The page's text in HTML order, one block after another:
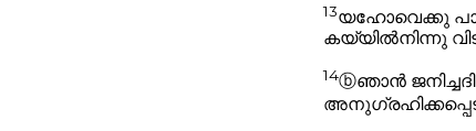
13യഹോവെക്കു
കയ്യിൽനിന്നു
14ⓑഞാൻ